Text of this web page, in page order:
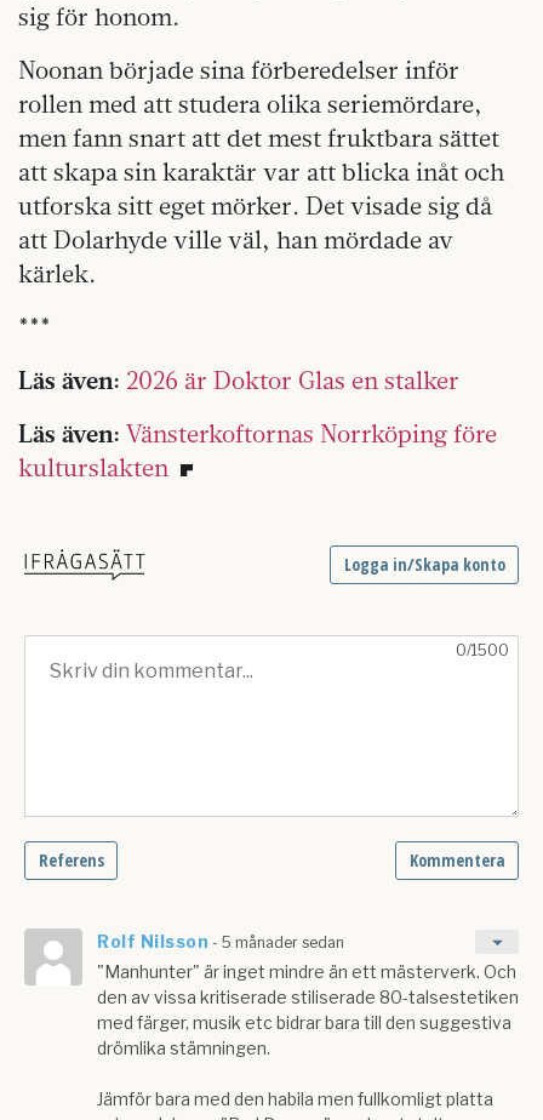
sig för honom.
Noonan började sina förberedelser inför
rollen med att studera olika seriemördare,
men fann snart att det mest fruktbara sättet
att skapa sin karaktär var att blicka inåt och
utforska sitt eget mörker. Det visade sig då
att Dolarhyde ville väl, han mördade av
kärlek.
***
Läs även: 2026 är Doktor Glas en stalker
Läs även: Vänsterkoftornas Norrköping före
kulturslakten